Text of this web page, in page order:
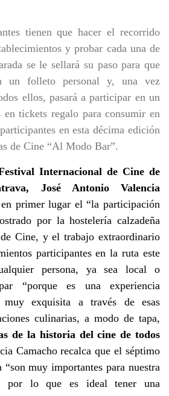
tienen que hacer el recorrido
y probar cada una de
se le sellará su paso para que
un folleto personal y, una vez
ellos, pasará a participar en un
tickets regalo para consumir en
en esta décima edición
de Cine “Al Modo Bar”.
Internacional de Cine de
José Antonio Valencia
en primer lugar el “la participación
por la hostelería calzadeña
Cine, y el trabajo extraordinario
participantes en la ruta este
persona, ya sea local o
“porque es una experiencia
muy exquisita a través de esas
culinarias, a modo de tapa,
de la historia del cine de todos
Camacho recalca que el séptimo
muy importantes para nuestra
por lo que es ideal tener una